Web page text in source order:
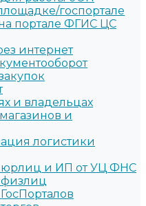
госпортале
портале ФГИС ЦС
интернет
и владельцах
и
логистики
юрлиц и ИП от УЦ ФНС
физлиц